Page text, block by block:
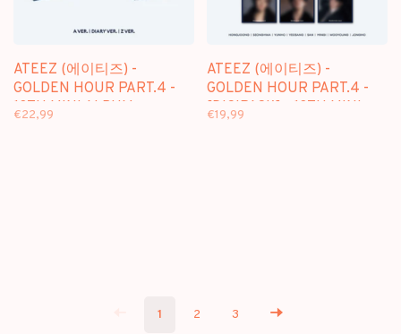
ATEEZ (에이티즈) -
GOLDEN HOUR PART.4 -
13TH MINI ALBUM
€22,99
ATEEZ (에이티즈) -
GOLDEN HOUR PART.4 -
[DIGIPACK] - 13TH MINI
€19,99
1 2 3